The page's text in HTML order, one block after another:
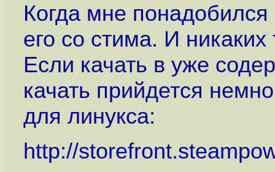
Когда мне понадобился
его со стима. И
Если качать в уже
качать прийдется
для линукса:
http://